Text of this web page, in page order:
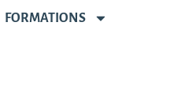
FORMATIONS